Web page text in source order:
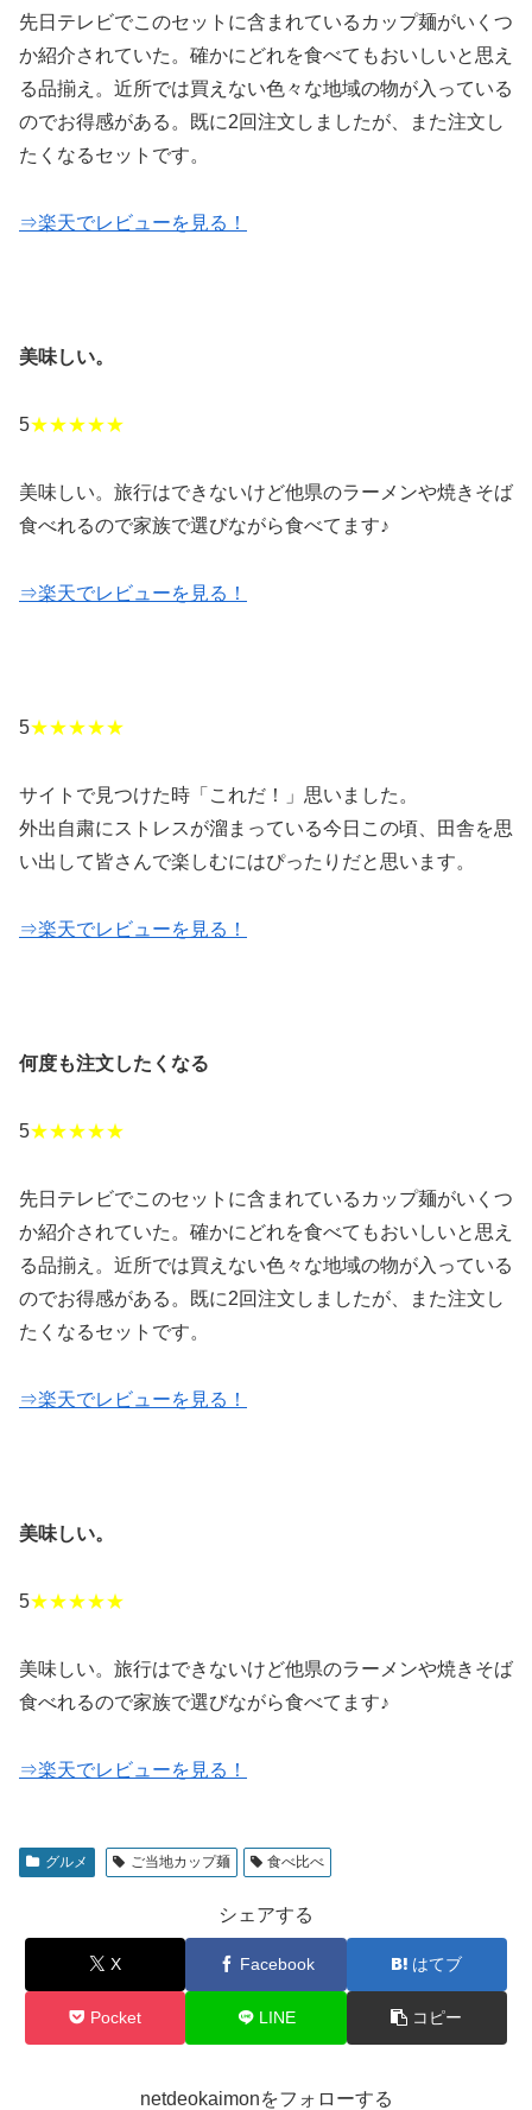
先日テレビでこのセットに含まれているカップ麺がいくつ
か紹介されていた。確かにどれを食べてもおいしいと思え
る品揃え。近所では買えない色々な地域の物が入っている
のでお得感がある。既に2回注文しましたが、また注文し
たくなるセットです。
⇒楽天でレビューを見る！
美味しい。
5★★★★★
美味しい。旅行はできないけど他県のラーメンや焼きそば
食べれるので家族で選びながら食べてます♪
⇒楽天でレビューを見る！
5★★★★★
サイトで見つけた時「これだ！」思いました。
外出自粛にストレスが溜まっている今日この頃、田舎を思
い出して皆さんで楽しむにはぴったりだと思います。
⇒楽天でレビューを見る！
何度も注文したくなる
5★★★★★
先日テレビでこのセットに含まれているカップ麺がいくつ
か紹介されていた。確かにどれを食べてもおいしいと思え
る品揃え。近所では買えない色々な地域の物が入っている
のでお得感がある。既に2回注文しましたが、また注文し
たくなるセットです。
⇒楽天でレビューを見る！
美味しい。
5★★★★★
美味しい。旅行はできないけど他県のラーメンや焼きそば
食べれるので家族で選びながら食べてます♪
⇒楽天でレビューを見る！
グルメ ご当地カップ麺 食べ比べ
シェアする
X Facebook はてブ
Pocket LINE コピー
netdeokaimonをフォローする